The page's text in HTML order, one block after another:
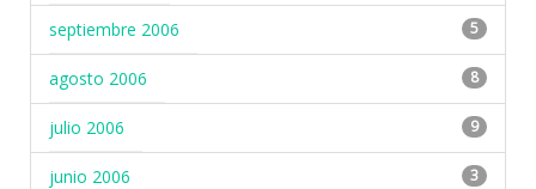
septiembre 2006 5
agosto 2006 8
julio 2006 9
junio 2006 3